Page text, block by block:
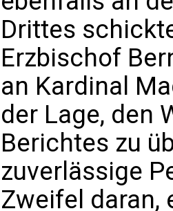
Drittes
Erzbischof
an Kardinal
der Lage, den
Berichtes zu
zuverlässige
Zweifel daran,